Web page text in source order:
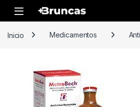
Skip to navigation
Skip to content
Inicio Medicamentos